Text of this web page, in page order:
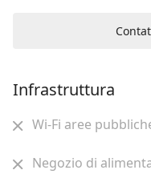
Infrastruttura
Wi-Fi aree
Negozio di